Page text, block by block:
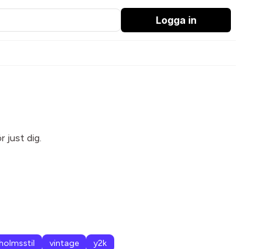
Logga in
just dig.
vintage y2k